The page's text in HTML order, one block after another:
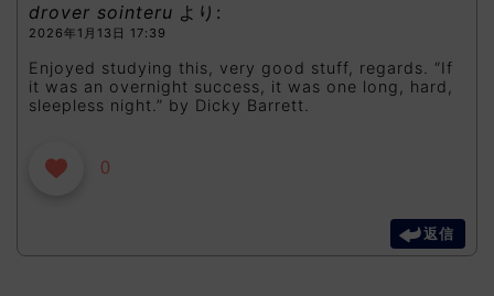
drover sointeru より:
2026年1月13日 17:39
Enjoyed studying this, very good stuff, regards. “If
it was an overnight success, it was one long, hard,
sleepless night.” by Dicky Barrett.
0
返信